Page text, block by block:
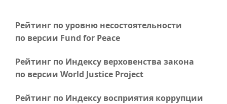
Рейтинг по уровню несостоятельности
по версии Fund for Peace
Рейтинг по Индексу верховенства закона
по версии World Justice Project
Рейтинг по Индексу восприятия коррупции